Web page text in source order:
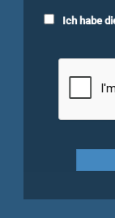
Ich habe